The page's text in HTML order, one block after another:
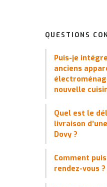
QUESTIONS
Puis-je
anciens
nouvelle
Quel est le
livraison
Dovy ?
Comment
rendez-vous ?